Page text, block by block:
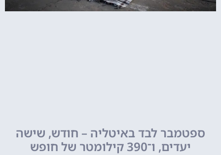
ספטמבר לבד באיטליה – חודש, שישה
יעדים, ו־390 קילומטר של חופש